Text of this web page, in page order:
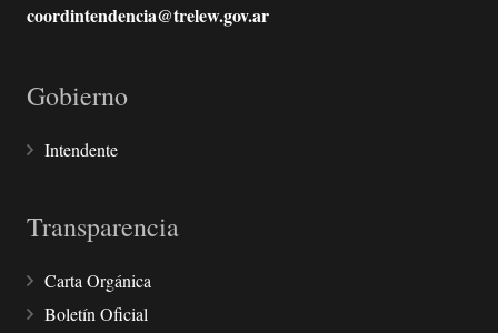
coordintendencia@trelew.gov.ar
Gobierno
Intendente
Transparencia
Carta Orgánica
Boletín Oficial